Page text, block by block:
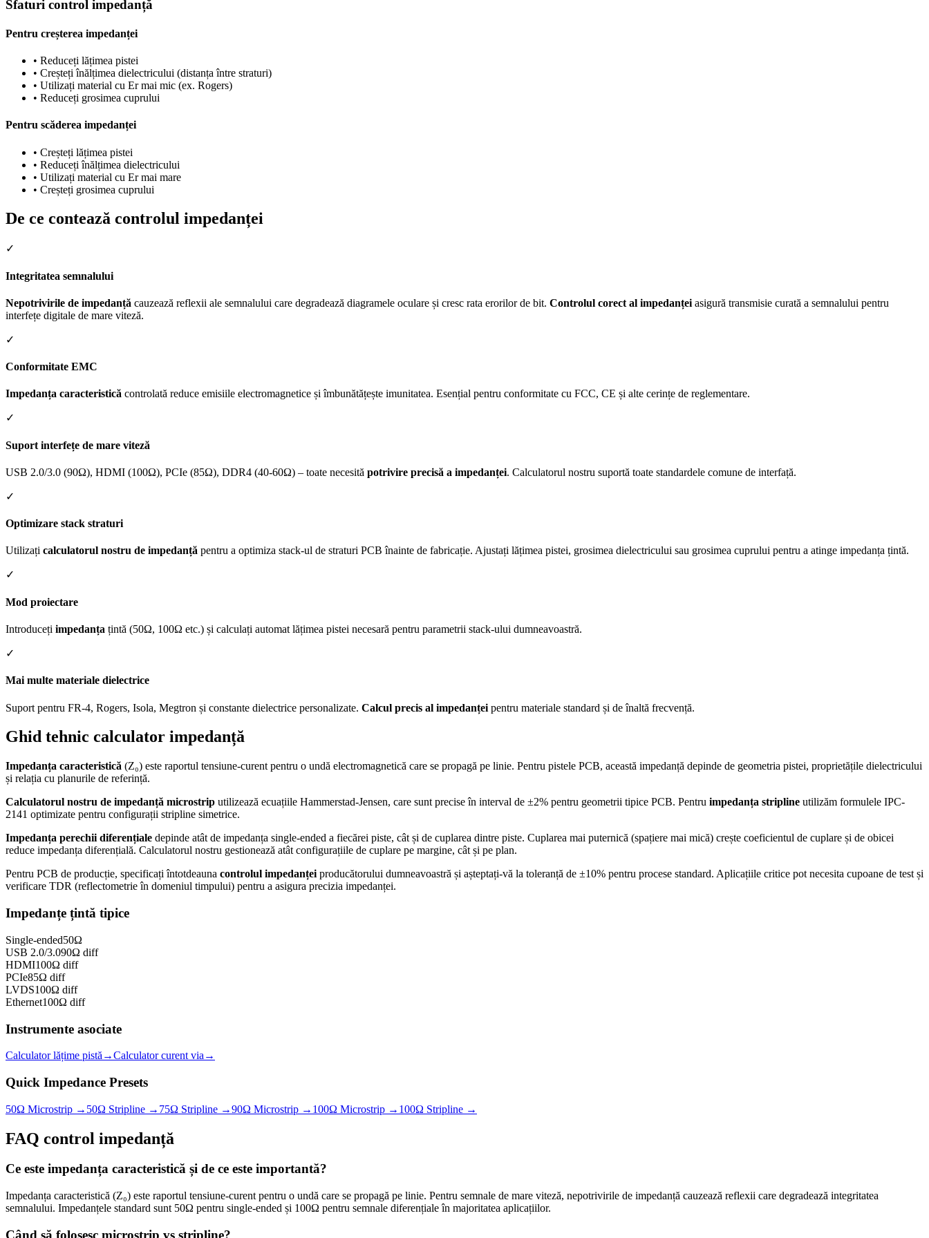
Sfaturi control impedanță
Pentru creșterea impedanței
• Reduceți lățimea pistei
• Creșteți înălțimea dielectricului (distanța între straturi)
• Utilizați material cu Er mai mic (ex. Rogers)
• Reduceți grosimea cuprului
Pentru scăderea impedanței
• Creșteți lățimea pistei
• Reduceți înălțimea dielectricului
• Utilizați material cu Er mai mare
• Creșteți grosimea cuprului
De ce contează controlul impedanței
✓
Integritatea semnalului
Nepotrivirile de impedanță cauzează reflexii ale semnalului care degradează diagramele oculare și cresc rata erorilor de bit. Controlul corect al impedanței asigură transmisie curată a semnalului pentru
interfețe digitale de mare viteză.
✓
Conformitate EMC
Impedanța caracteristică controlată reduce emisiile electromagnetice și îmbunătățește imunitatea. Esențial pentru conformitate cu FCC, CE și alte cerințe de reglementare.
✓
Suport interfețe de mare viteză
USB 2.0/3.0 (90Ω), HDMI (100Ω), PCIe (85Ω), DDR4 (40-60Ω) – toate necesită potrivire precisă a impedanței. Calculatorul nostru suportă toate standardele comune de interfață.
✓
Optimizare stack straturi
Utilizați calculatorul nostru de impedanță pentru a optimiza stack-ul de straturi PCB înainte de fabricație. Ajustați lățimea pistei, grosimea dielectricului sau grosimea cuprului pentru a atinge impedanța țintă.
✓
Mod proiectare
Introduceți impedanța țintă (50Ω, 100Ω etc.) și calculați automat lățimea pistei necesară pentru parametrii stack-ului dumneavoastră.
✓
Mai multe materiale dielectrice
Suport pentru FR-4, Rogers, Isola, Megtron și constante dielectrice personalizate. Calcul precis al impedanței pentru materiale standard și de înaltă frecvență.
Ghid tehnic calculator impedanță
Impedanța caracteristică (Z₀) este raportul tensiune-curent pentru o undă electromagnetică care se propagă pe linie. Pentru pistele PCB, această impedanță depinde de geometria pistei, proprietățile dielectricului
și relația cu planurile de referință.
Calculatorul nostru de impedanță microstrip utilizează ecuațiile Hammerstad-Jensen, care sunt precise în interval de ±2% pentru geometrii tipice PCB. Pentru impedanța stripline utilizăm formulele IPC-
2141 optimizate pentru configurații stripline simetrice.
Impedanța perechii diferențiale depinde atât de impedanța single-ended a fiecărei piste, cât și de cuplarea dintre piste. Cuplarea mai puternică (spațiere mai mică) crește coeficientul de cuplare și de obicei
reduce impedanța diferențială. Calculatorul nostru gestionează atât configurațiile de cuplare pe margine, cât și pe plan.
Pentru PCB de producție, specificați întotdeauna controlul impedanței producătorului dumneavoastră și așteptați-vă la toleranță de ±10% pentru procese standard. Aplicațiile critice pot necesita cupoane de test și
verificare TDR (reflectometrie în domeniul timpului) pentru a asigura precizia impedanței.
Impedanțe țintă tipice
Single-ended50Ω
USB 2.0/3.090Ω diff
HDMI100Ω diff
PCIe85Ω diff
LVDS100Ω diff
Ethernet100Ω diff
Instrumente asociate
Calculator lățime pistă →Calculator curent via →
Quick Impedance Presets
50Ω Microstrip → 50Ω Stripline → 75Ω Stripline →90Ω Microstrip → 100Ω Microstrip → 100Ω Stripline →
FAQ control impedanță
Ce este impedanța caracteristică și de ce este importantă?
Impedanța caracteristică (Z₀) este raportul tensiune-curent pentru o undă care se propagă pe linie. Pentru semnale de mare viteză, nepotrivirile de impedanță cauzează reflexii care degradează integritatea
semnalului. Impedanțele standard sunt 50Ω pentru single-ended și 100Ω pentru semnale diferențiale în majoritatea aplicațiilor.
Când să folosesc microstrip vs stripline?